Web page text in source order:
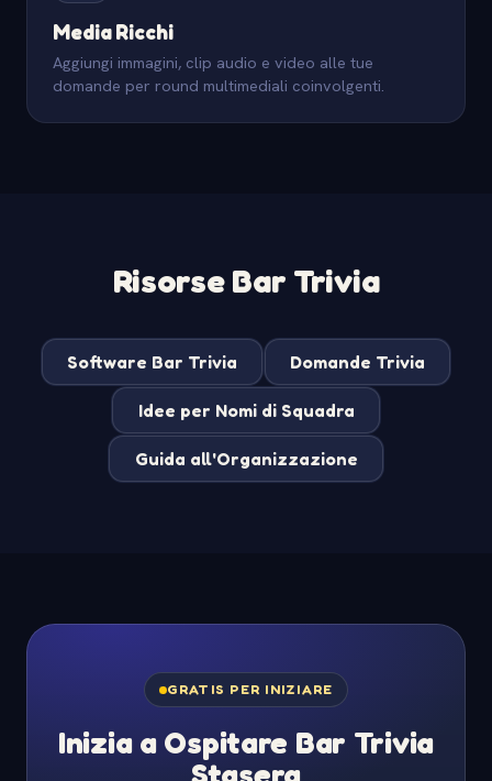
Media Ricchi
Aggiungi immagini, clip audio e video alle tue
domande per round multimediali coinvolgenti.
Risorse Bar Trivia
Software Bar Trivia Domande Trivia
Idee per Nomi di Squadra
Guida all'Organizzazione
GRATIS PER INIZIARE
Inizia a Ospitare Bar Trivia